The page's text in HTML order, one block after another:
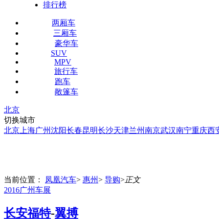
排行榜
两厢车
三厢车
豪华车
SUV
MPV
旅行车
跑车
敞篷车
北京
切换城市
北京 上海广州沈阳长春昆明长沙天津兰州南京武汉南宁重庆西
当前位置： 凤凰汽车> 惠州> 导购>正文
2016广州车展
长安福特-翼搏